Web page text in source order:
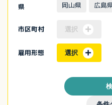
県 岡山県 広島
市区町村 選択
雇用形態 選択